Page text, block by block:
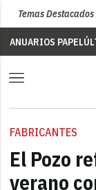
Temas Destacados
ANUARIOS PAPEL
FABRICANTES
El Pozo
verano